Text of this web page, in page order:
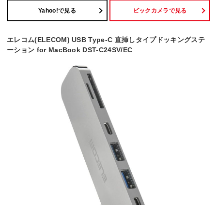
Yahoo!で見る ビックカメラで見る
エレコム(ELECOM) USB Type-C 直挿しタイプドッキングステ
ーション for MacBook DST-C24SV/EC